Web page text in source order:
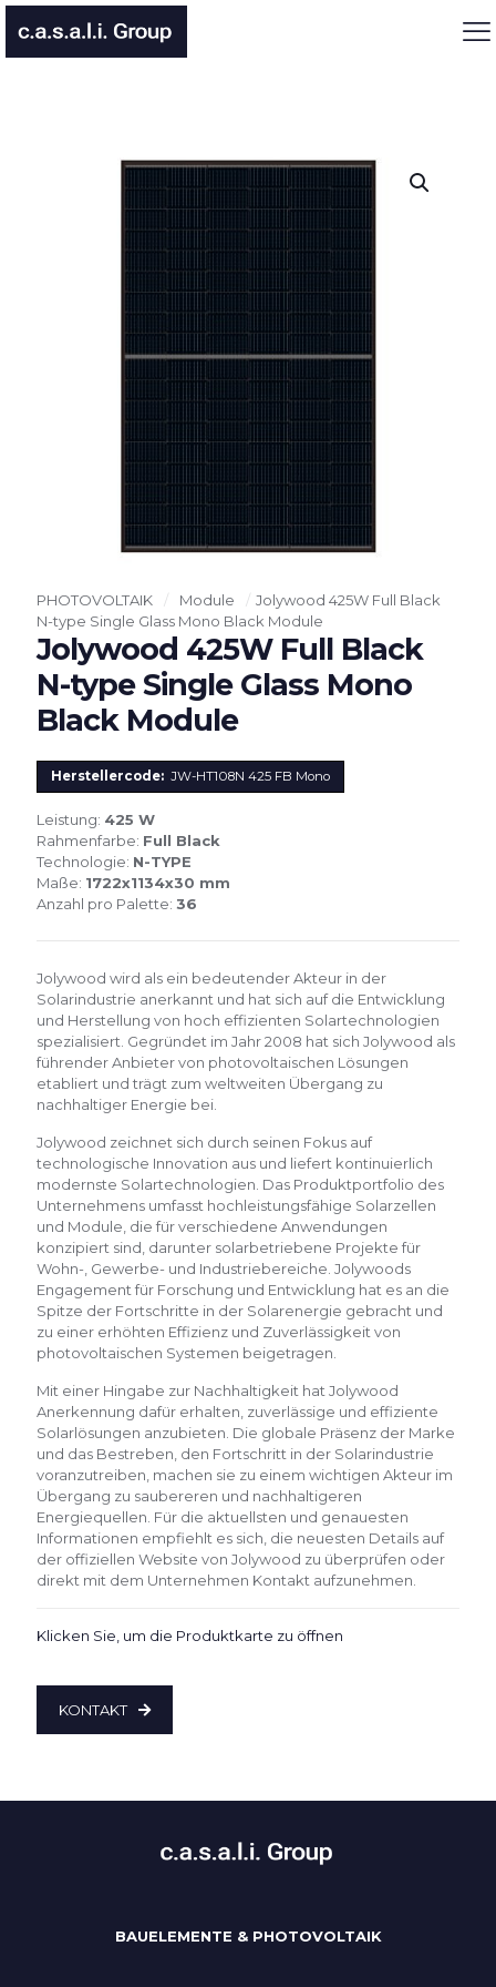
PHOTOVOLTAIK / Module / Jolywood 425W Full Black
N-type Single Glass Mono Black Module
Jolywood 425W Full Black
N-type Single Glass Mono
Black Module
Herstellercode: JW-HT108N 425 FB Mono
Leistung: 425 W
Rahmenfarbe: Full Black
Technologie: N-TYPE
Maße: 1722x1134x30 mm
Anzahl pro Palette: 36
Jolywood wird als ein bedeutender Akteur in der
Solarindustrie anerkannt und hat sich auf die Entwicklung
und Herstellung von hoch effizienten Solartechnologien
spezialisiert. Gegründet im Jahr 2008 hat sich Jolywood als
führender Anbieter von photovoltaischen Lösungen
etabliert und trägt zum weltweiten Übergang zu
nachhaltiger Energie bei.
Jolywood zeichnet sich durch seinen Fokus auf
technologische Innovation aus und liefert kontinuierlich
modernste Solartechnologien. Das Produktportfolio des
Unternehmens umfasst hochleistungsfähige Solarzellen
und Module, die für verschiedene Anwendungen
konzipiert sind, darunter solarbetriebene Projekte für
Wohn-, Gewerbe- und Industriebereiche. Jolywoods
Engagement für Forschung und Entwicklung hat es an die
Spitze der Fortschritte in der Solarenergie gebracht und
zu einer erhöhten Effizienz und Zuverlässigkeit von
photovoltaischen Systemen beigetragen.
Mit einer Hingabe zur Nachhaltigkeit hat Jolywood
Anerkennung dafür erhalten, zuverlässige und effiziente
Solarlösungen anzubieten. Die globale Präsenz der Marke
und das Bestreben, den Fortschritt in der Solarindustrie
voranzutreiben, machen sie zu einem wichtigen Akteur im
Übergang zu saubereren und nachhaltigeren
Energiequellen. Für die aktuellsten und genauesten
Informationen empfiehlt es sich, die neuesten Details auf
der offiziellen Website von Jolywood zu überprüfen oder
direkt mit dem Unternehmen Kontakt aufzunehmen.
Klicken Sie, um die Produktkarte zu öffnen
KONTAKT
BAUELEMENTE & PHOTOVOLTAIK